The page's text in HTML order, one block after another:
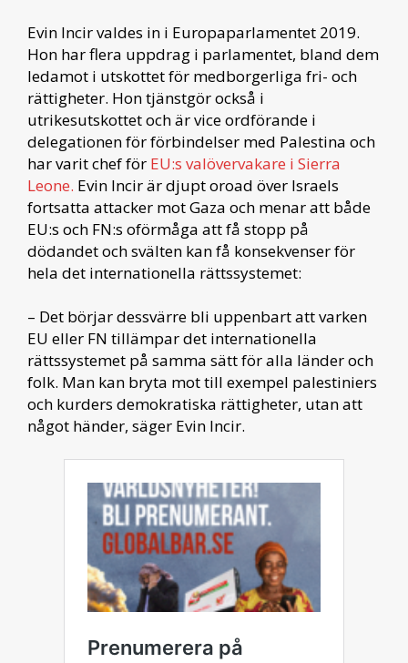
Evin Incir valdes in i Europaparlamentet 2019.
Hon har flera uppdrag i parlamentet, bland dem
ledamot i utskottet för medborgerliga fri- och
rättigheter. Hon tjänstgör också i
utrikesutskottet och är vice ordförande i
delegationen för förbindelser med Palestina och
har varit chef för EU:s valövervakare i Sierra
Leone. Evin Incir är djupt oroad över Israels
fortsatta attacker mot Gaza och menar att både
EU:s och FN:s oförmåga att få stopp på
dödandet och svälten kan få konsekvenser för
hela det internationella rättssystemet:
– Det börjar dessvärre bli uppenbart att varken
EU eller FN tillämpar det internationella
rättssystemet på samma sätt för alla länder och
folk. Man kan bryta mot till exempel palestiniers
och kurders demokratiska rättigheter, utan att
något händer, säger Evin Incir.